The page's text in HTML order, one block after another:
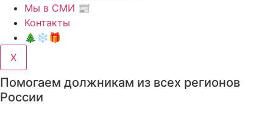
Мы в СМИ 📰
Контакты
🎄❄️🎁
X
Помогаем должникам из всех регионов
России